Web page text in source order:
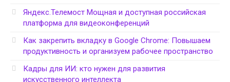
Яндекс.Телемост Мощная и доступная российская
платформа для видеоконференций
Как закрепить вкладку в Google Chrome: Повышаем
продуктивность и организуем рабочее пространство
Кадры для ИИ: кто нужен для развития
искусственного интеллекта